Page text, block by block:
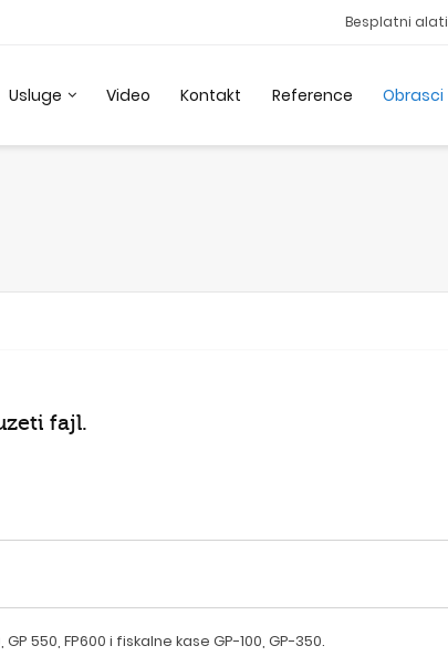
Besplatni alati
Usluge Video Kontakt Reference Obrasci
fajl.
550, FP600 i fiskalne kase GP-100, GP-350.